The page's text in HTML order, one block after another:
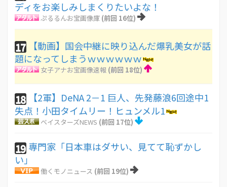
ディをお楽しみしまくりたいよな！
ぷるるんお宝画像庫 (前回 16位)
17
【動画】国会中継に映り込んだ爆乳美女が話
題になってしまうｗｗｗｗｗｗ
女子アナお宝画像速報 (前回 18位)
18
【2軍】DeNA 2－1 巨人、先発藤浪6回途中1
失点！小田タイムリー！ヒュンメル1
ベイスターズNEWS (前回 17位)
19 専門家「日本車はダサい、見てて恥ずかし
い」
働くモノニュース (前回 19位)